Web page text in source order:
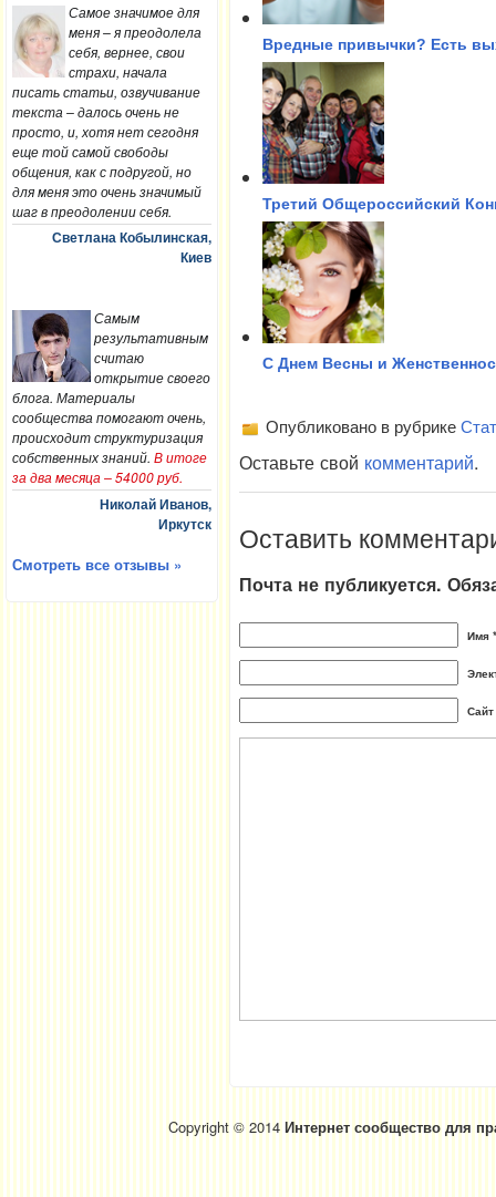
Самое значимое для
меня – я преодолела
себя, вернее, свои
страхи, начала
писать статьи, озвучивание
текста – далось очень не
просто, и, хотя нет сегодня
еще той самой свободы
общения, как с подругой, но
для меня это очень значимый
шаг в преодолении себя.
Светлана Кобылинская,
Киев
Самым
результативным
считаю
открытие своего
блога. Материалы
сообщества помогают очень,
происходит структуризация
собственных знаний. В итоге
за два месяца – 54000 руб.
Николай Иванов,
Иркутск
Смотреть все отзывы »
Вредные привычки? Есть
Третий Общероссийский
С Днем Весны и
Опубликовано в рубрике
Оставьте свой комментарий.
Оставить
Почта не публикуется.
Имя *
Сайт
Copyright © 2014 Интернет сообщество для